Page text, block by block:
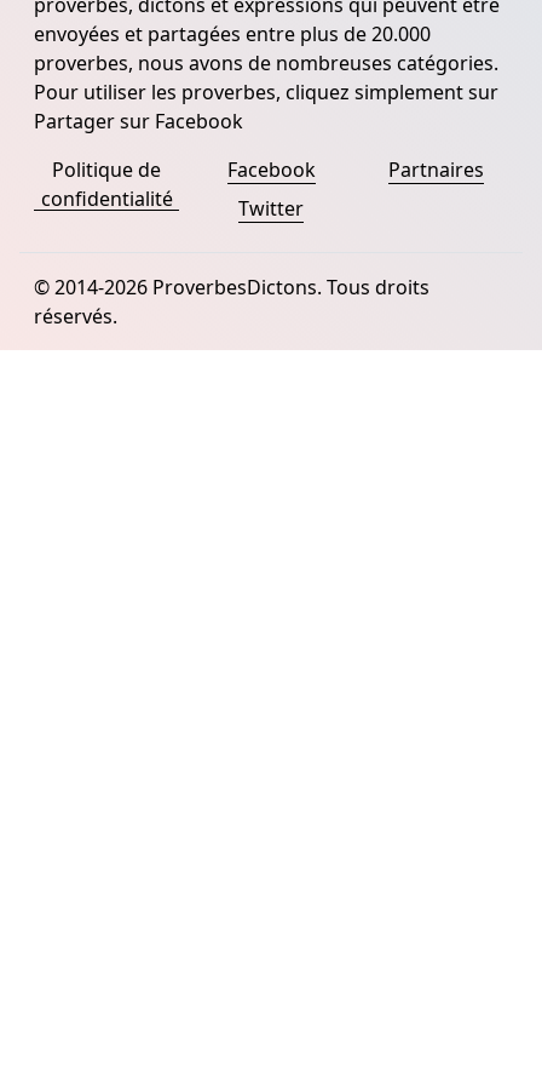
envoyées et partagées entre plus de 20.000
proverbes, nous avons de nombreuses catégories.
Pour utiliser les proverbes, cliquez simplement sur
Partager sur Facebook
Politique de
confidentialité
Facebook
Twitter
Partnaires
© 2014-2026 ProverbesDictons. Tous droits
réservés.